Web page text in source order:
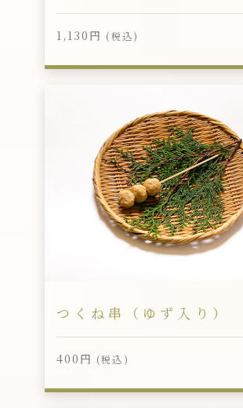
1,130円 (税込)
つくね串（ゆず入り）
400円 (税込)